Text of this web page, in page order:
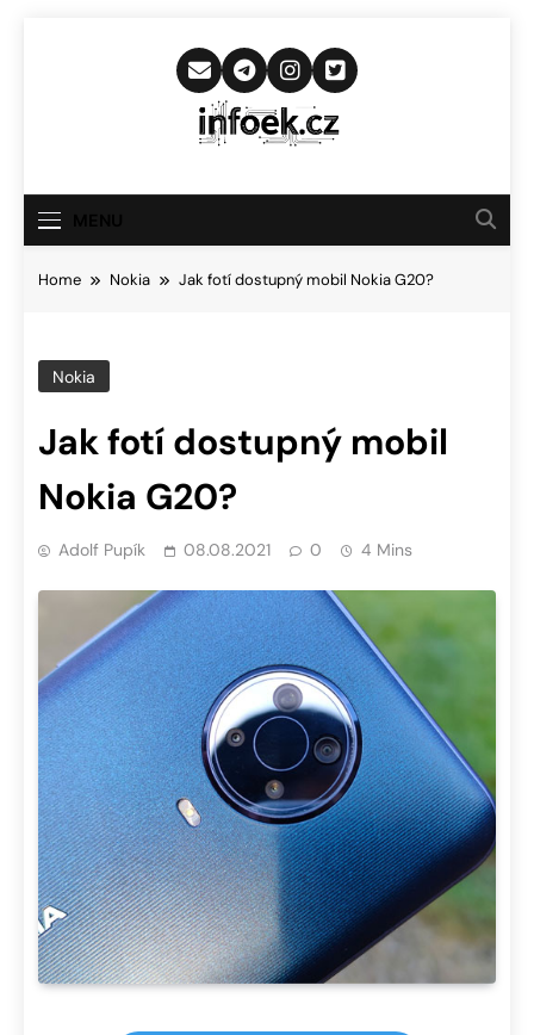
Infoek.cz
Novinkám
Home Nokia Jak fotí dostupný mobil Nokia G20?
Nokia
Jak fotí dostupný mobil
Nokia G20?
Adolf Pupík 08.08.2021 0 4 Mins